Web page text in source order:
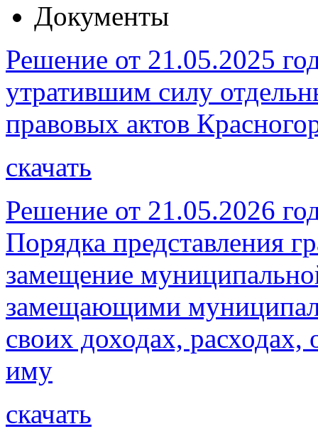
Документы
Решение от 21.05.2025
утратившим силу
правовых актов
скачать
Решение от 21.05.2026
Порядка представления
замещение
замещающими
своих доходах, расходах,
иму
скачать